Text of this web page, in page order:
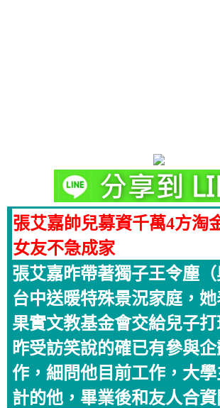
張艾嘉帥兒募資千萬4方
女友不急成家
張艾嘉昨帶著獨子王令塵（
台中送暖特殊景況家庭，
果實文教基金會交給兒子
昨受訪笑說的確已有參與
作，細問他目前工作，大
計的他，畢業後和友人合